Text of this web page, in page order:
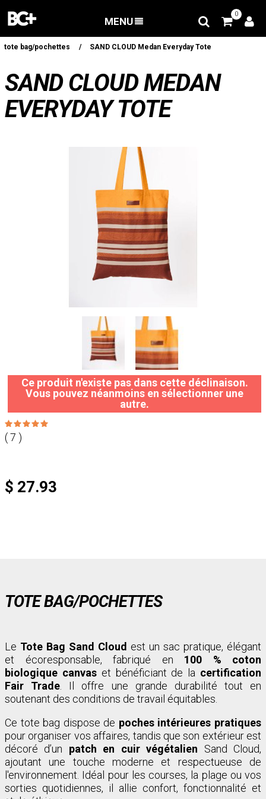
MENU
0
tote bag/pochettes
/ SAND CLOUD Medan Everyday Tote
SAND CLOUD MEDAN
EVERYDAY TOTE
Ce produit n'existe pas dans cette déclinaison.
Vous pouvez néanmoins en sélectionner une
autre.
( 7 )
$ 27.93
TOTE BAG/POCHETTES
Le Tote Bag Sand Cloud est un sac pratique, élégant
et écoresponsable, fabriqué en 100 % coton
biologique canvaset bénéficiant de la certification
Fair Trade . Il offre une grande durabilité tout en
soutenant des conditions de travail équitables.
Ce tote bag dispose de poches intérieures pratiques
pour organiser vos affaires, tandis que son extérieur est
décoré d’un patch en cuir végétalien Sand Cloud,
ajoutant une touche moderne et respectueuse de
l'environnement. Idéal pour les courses, la plage ou vos
sorties quotidiennes, il allie confort, fonctionnalité et